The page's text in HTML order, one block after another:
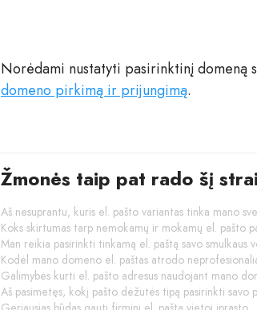
Norėdami nustatyti pasirinktinį domeną
domeno pirkimą ir prijungimą.
Žmonės taip pat rado šį
Aš nesuprantu, kuris el. pašto variantas tinka mano
Koks skirtumas tarp nemokamų ir mokamų el. pašto
Man reikia pasirinkti tinkamą el. paštą savo smulkaus
Kodėl mano domeno el. paštas atrodo
Galimybės kurti el. pašto adresus naudojant mano
Aš pasimetęs, kokį pašto dėžutės tipą pasirinkti savo